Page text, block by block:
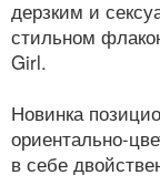
дерзким и
стильном
Girl.
Новинка
ориентально-
в себе